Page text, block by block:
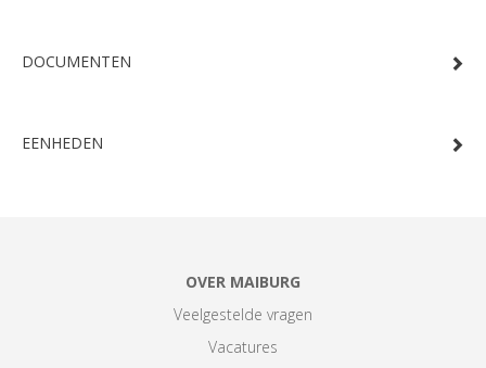
DOCUMENTEN
EENHEDEN
OVER MAIBURG
Veelgestelde vragen
Vacatures